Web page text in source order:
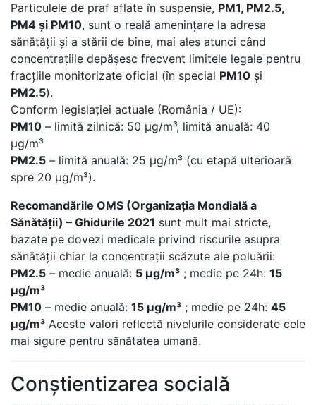
Particulele de praf aflate în suspensie, PM1, PM2.5,
PM4 și PM10, sunt o reală amenințare la adresa
sănătății și a stării de bine, mai ales atunci când
concentrațiile depășesc frecvent limitele legale pentru
fracțiile monitorizate oficial (în special PM10 și
PM2.5).
Conform legislației actuale (România / UE):
PM10 – limită zilnică: 50 μg/m³, limită anuală: 40
μg/m³
PM2.5 – limită anuală: 25 μg/m³ (cu etapă ulterioară
spre 20 μg/m³).
Recomandările OMS (Organizația Mondială a
Sănătății) – Ghidurile 2021 sunt mult mai stricte,
bazate pe dovezi medicale privind riscurile asupra
sănătății chiar la concentrații scăzute ale poluării:
PM2.5 – medie anuală: 5 μg/m³ ; medie pe 24h: 15
μg/m³
PM10 – medie anuală: 15 μg/m³ ; medie pe 24h: 45
μg/m³ Aceste valori reflectă nivelurile considerate cele
mai sigure pentru sănătatea umană.
Conștientizarea socială